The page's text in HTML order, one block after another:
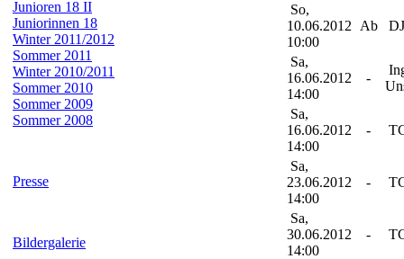
Junioren 18 II
Juniorinnen 18
Winter 2011/2012
Sommer 2011
Winter 2010/2011
Sommer 2010
Sommer 2009
Sommer 2008
Presse
Bildergalerie
So,
10.06.2012
10:00
Ab
Sa,
16.06.2012
14:00
-
Sa,
16.06.2012
14:00
-
Sa,
23.06.2012
14:00
-
Sa,
30.06.2012
14:00
-